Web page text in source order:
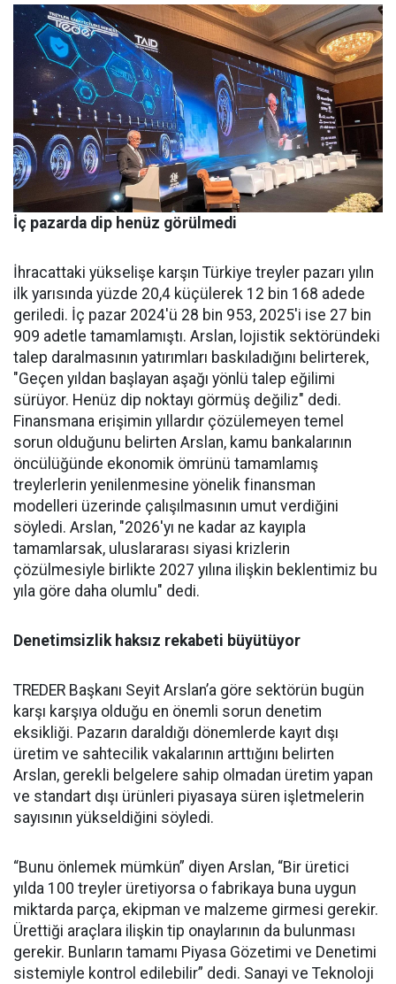
İç pazarda dip henüz görülmedi
İhracattaki yükselişe karşın Türkiye treyler pazarı yılın
ilk yarısında yüzde 20,4 küçülerek 12 bin 168 adede
geriledi. İç pa­zar 2024'ü 28 bin 953, 2025'i ise 27 bin
909 adetle tamamlamış­tı. Arslan, lojistik sektöründeki
talep daralmasının yatırımları baskıladığını belirterek,
"Geçen yıldan başlayan aşağı yönlü talep eğilimi
sürüyor. Henüz dip nok­tayı görmüş değiliz" dedi.
Finans­mana erişimin yıllardır çözüle­meyen temel
sorun olduğunu be­lirten Arslan, kamu bankalarının
öncülüğünde ekonomik ömrü­nü tamamlamış
treylerlerin ye­nilenmesine yönelik finansman
modelleri üzerinde çalışılması­nın umut verdiğini
söyledi. Ars­lan, "2026'yı ne kadar az kayıpla
tamamlarsak, uluslararası siya­si krizlerin
çözülmesiyle birlik­te 2027 yılına ilişkin beklentimiz bu
yıla göre daha olumlu" dedi.
Denetimsizlik haksız rekabeti büyütüyor
TREDER Başkanı Seyit Arslan’a göre sektörün bugün
karşı karşıya olduğu en önemli sorun denetim
eksikliği. Pazarın daraldığı dönemlerde kayıt dışı
üretim ve sahtecilik vakalarının arttığını belirten
Arslan, gerekli belgelere sahip olmadan üretim yapan
ve standart dışı ürünleri piyasaya süren işletmelerin
sayısının yükseldiğini söyledi.
“Bunu önlemek mümkün” diyen Arslan, “Bir üretici
yılda 100 treyler üretiyorsa o fabrikaya buna uygun
miktarda parça, ekipman ve malzeme girmesi gerekir.
Ürettiği araçlara ilişkin tip onaylarının da bulunması
gerekir. Bunların tamamı Piyasa Gözetimi ve Denetimi
sistemiyle kontrol edilebilir” dedi. Sanayi ve Teknoloji